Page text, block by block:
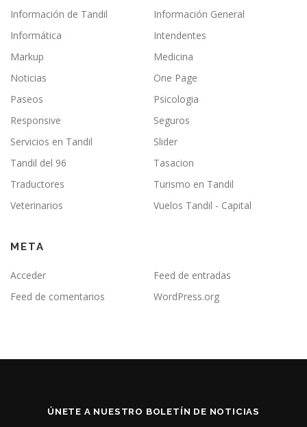
Información de Tandil
Información General
Informática
Intendentes
Markup
Medicina
Noticias
One Page
Paseos
Psicologia
Responsive
Seguros
Servicios en Tandil
Slider
Tandil del 96
Tasacion
Traductores
Turismo en Tandil
Veterinarios
Vuelos Tandil - Capital
META
Acceder
Feed de entradas
Feed de comentarios
WordPress.org
ÚNETE A NUESTRO BOLETÍN DE NOTICIAS